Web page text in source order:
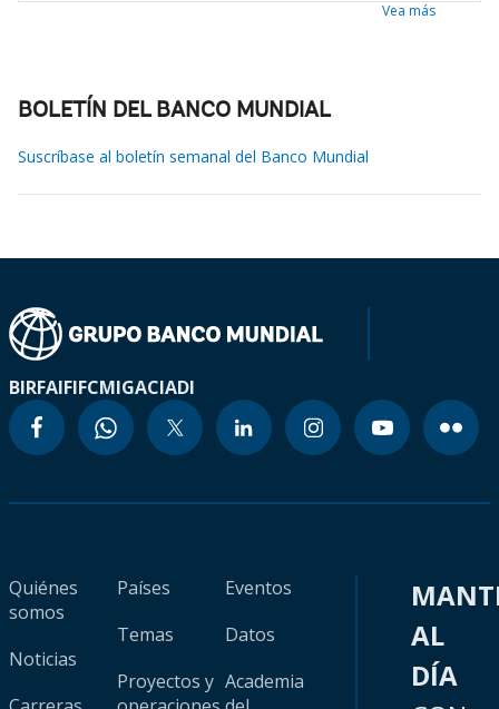
Vea más
BOLETÍN DEL BANCO MUNDIAL
Suscríbase al boletín semanal del Banco Mundial
BIRFAIFIFCMIGACIADI
Quiénes
somos
Noticias
Países
Temas
Proyectos y
Eventos
Datos
Academia
AL
DÍA